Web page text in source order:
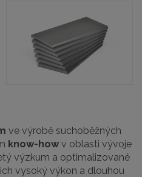
ve výrobě suchoběžných
know-how v oblasti vývoje
výzkum a optimalizované
vysoký výkon a dlouhou